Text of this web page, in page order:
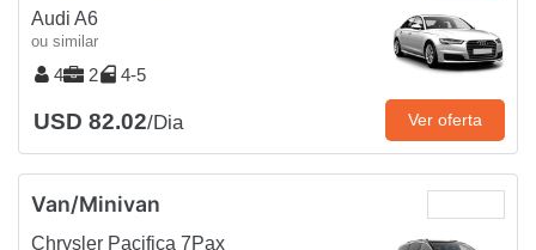
Audi A6
ou similar
4 2 4-5
USD 82.02/Dia Ver oferta
Van/Minivan
Chrysler Pacifica 7Pax